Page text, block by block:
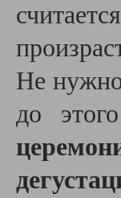
Не
до